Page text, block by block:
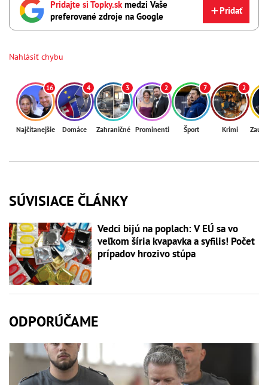
Pridajte si Topky.skmedzi Vaše
preferované zdroje na Google
Pridať
Nahlásiť chybu
16
Najčítanejšie
4
Domáce
3
Zahraničné
2
Prominenti
7
Šport
2
Krimi
SÚVISIACE ČLÁNKY
Vedci bijú na poplach: V EÚ sa vo
veľkom šíria kvapavka a syfilis! Počet
prípadov hrozivo stúpa
ODPORÚČAME